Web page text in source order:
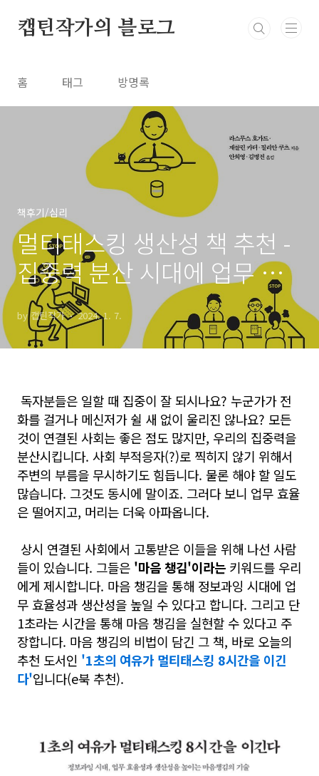
캡틴작가의 블로그
홈 태그 방명록
책후기/심리
멀티태스킹 생산성 책 추천 -
집중력 분산 시대에 업무 효
율을 되찾는 마음 챙김의 힘
by 캡틴작가 2024. 1. 7.
독자분들은 일할 때 집중이 잘 되시나요? 누군가가 전
화를 걸거나 메신저가 쉴 새 없이 울리진 않나요? 모든
것이 연결된 사회는 좋은 점도 많지만, 우리의 집중력을
분산시킵니다. 사회 부적응자(?)로 찍히지 않기 위해서
주변의 부름을 무시하기도 힘듭니다. 물론 해야 할 일도
많습니다. 그것도 동시에 말이죠. 그러다 보니 업무 효율
은 떨어지고, 머리는 더욱 아파옵니다.
상시 연결된 사회에서 고통받은 이들을 위해 나선 사람
들이 있습니다. 그들은 '마음 챙김'이라는 키워드를 우리
에게 제시합니다. 마음 챙김을 통해 정보과잉 시대에 업
무 효율성과 생산성을 높일 수 있다고 합니다. 그리고 단
1초라는 시간을 통해 마음 챙김을 실현할 수 있다고 주
장합니다. 마음 챙김의 비법이 담긴 그 책, 바로 오늘의
추천 도서인 '1초의 여유가 멀티태스킹 8시간을 이긴
다'입니다(e북 추천).